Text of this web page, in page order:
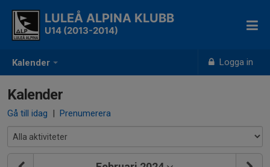
Kalender Logga in
LULEÅ ALPINA KLUBB
U14 (2013-2014)
Kalender
Gå till idag | Prenumerera